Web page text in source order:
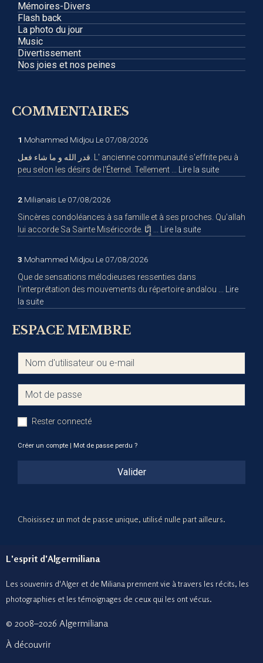
Mémoires-Divers
Flash back
La photo du jour
Music
Divertissement
Nos joies et nos peines
COMMENTAIRES
1 Mohammed Midjou Le 07/08/2026
قدر الله و ما شاء فعل. L' ancienne communauté s'effrite peu à
peu selon les désirs de l'Éternel. Tellement ... Lire la suite
2 Milianais Le 07/08/2026
Sincères condoléances à sa famille et à ses proches. Qu'allah
lui accorde Sa Sainte Miséricorde. إِنَّا ... Lire la suite
3 Mohammed Midjou Le 07/08/2026
Que de sensations mélodieuses ressenties dans
l'interprétation des mouvements du répertoire andalou ... Lire
la suite
ESPACE MEMBRE
Rester connecté
Créer un compte Mot de passe perdu ?
Valider
Choisissez un mot de passe unique, utilisé nulle part ailleurs.
L'esprit d'Algermiliana
Les souvenirs d'Alger et de Miliana prennent vie à travers les récits, les
photographies et les témoignages de ceux qui les ont vécus.
© 2008–2026 Algermiliana
À découvrir